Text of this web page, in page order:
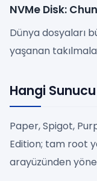
NVMe Disk:
Dünya dosyaları
yaşanan
Hangi
Paper, Spigot,
Edition; tam root
arayüzünden